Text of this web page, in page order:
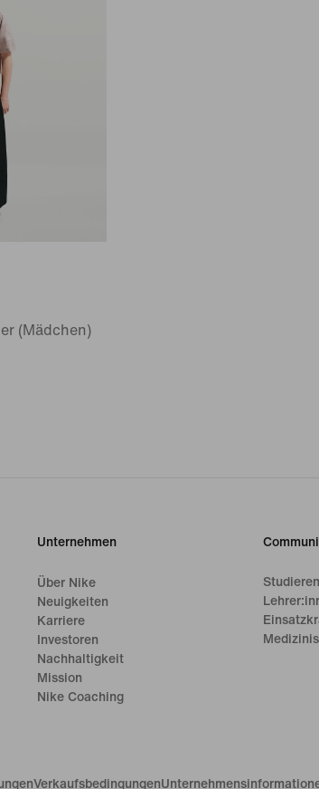
(Mädchen)
Unternehmen
Über Nike
Neuigkeiten
Karriere
Investoren
Nachhaltigkeit
Mission
Nike Coaching
Verkaufsbedingungen